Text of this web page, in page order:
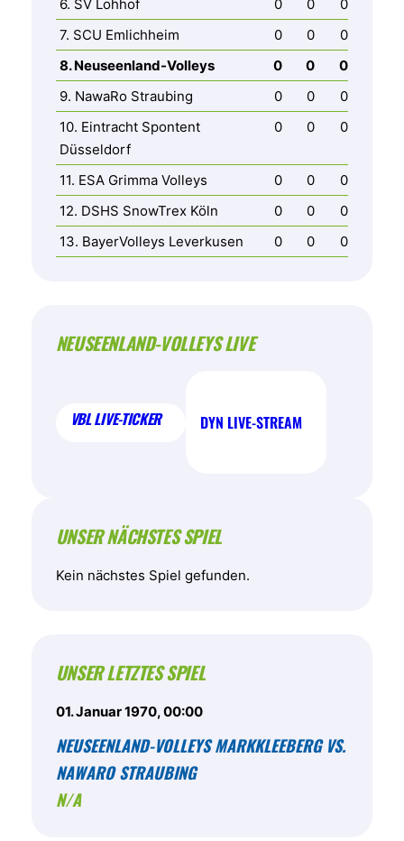
6. SV Lohhof 0 0
0
7. SCU Emlichheim
0 0
0
8. Neuseenland-Volleys
0 0
0
9. NawaRo Straubing
0 0
0
10. Eintracht Spontent
Düsseldorf
0 0 0
11. ESA Grimma Volleys 0 0
0
12. DSHS SnowTrex Köln
0 0
0
13. BayerVolleys Leverkusen
0 0 0
NEUSEENLAND-VOLLEYS LIVE
VBL LIVE-TICKER DYN LIVE-STREAM
UNSER NÄCHSTES SPIEL
Kein nächstes Spiel gefunden.
UNSER LETZTES SPIEL
01. Januar 1970, 00:00
NEUSEENLAND-VOLLEYS MARKKLEEBERG VS.
NAWARO STRAUBING
N/A